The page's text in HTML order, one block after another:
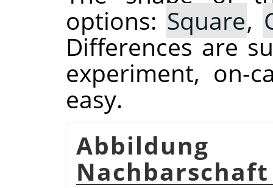
options: Square,
Differences are
experiment, on-
easy.
Nachbarschaft